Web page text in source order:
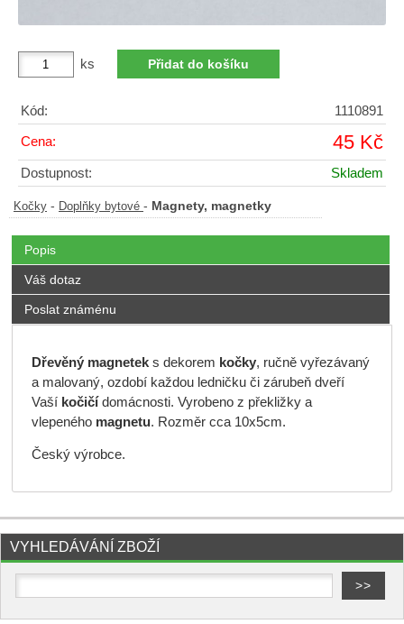
ks
Kód: 1110891
Cena: 45 Kč
Dostupnost: Skladem
Kočky - Doplňky bytové - Magnety, magnetky
Popis
Váš dotaz
Poslat známénu
Dřevěný magneteks dekorem kočky, ručně vyřezávaný
a malovaný, ozdobí každou ledničku či zárubeň dveří
Vaší kočičídomácnosti. Vyrobeno z překližky a
vlepeného magnetu. Rozměr cca 10x5cm.
Český výrobce.
VYHLEDÁVÁNÍ ZBOŽÍ